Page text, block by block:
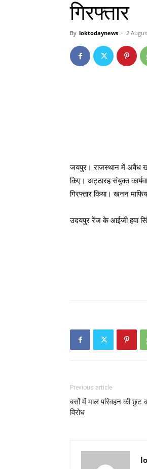
गिरफ्तार
By loktodaynews - 2
जयपुर। राजस्थान में अवैध
किए। अट्ठारह संयुक्त
गिरफ्तार किया। खनन
उदयपुर रेंज के आईजी हवा
Previous article
बसों में माल परिवहन की छुट
विरोध